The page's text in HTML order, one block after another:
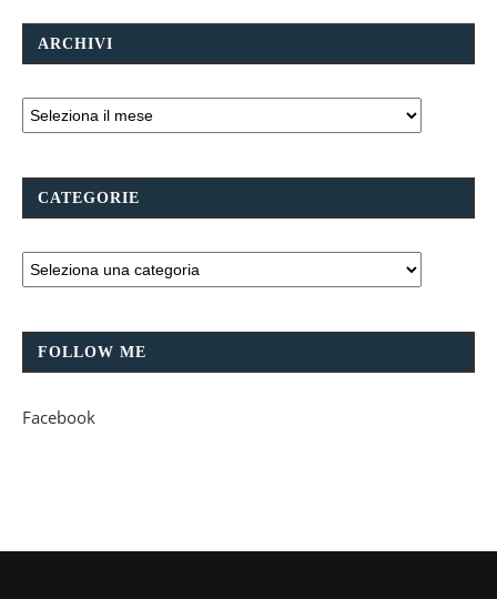
ARCHIVI
CATEGORIE
FOLLOW ME
Facebook